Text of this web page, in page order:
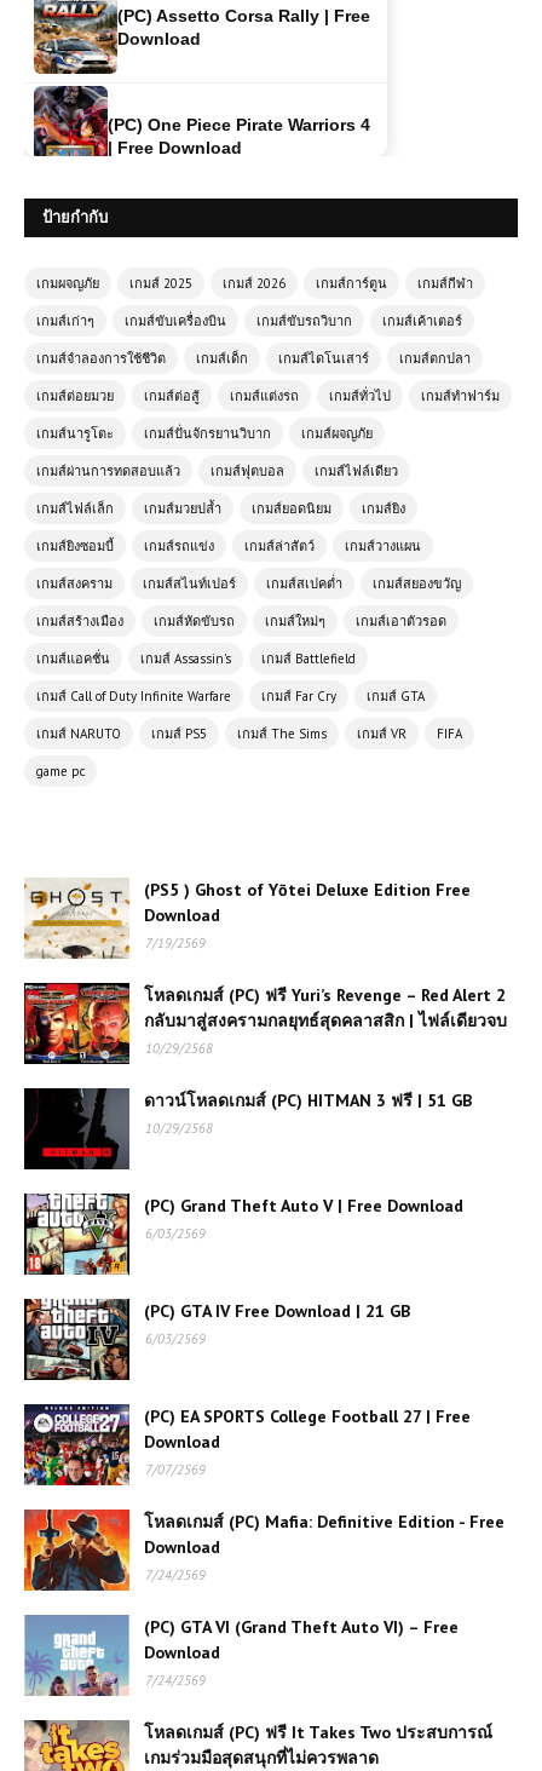
Download
(PC) One Piece Pirate Warriors 4
| Free Download
โหลดเกมส์ (PC) ฟรี Blood and Bacon
ยิงซอมบี้หมูสุดเพี้ยน ฮาโหดเลือดสาดสุด
มันส์ 🐷🔫
โหลดเกมส์ Far Cry 2 | Free
(PC) Assassin’s Creed Odyssey |
(PC) Car Mechanic Simulator
2021 | Free Download
Download
FPS | Free Download
Warfare II | Free Download
Free Download
Download
ล่าสุด 2026 การเดินทางครั้งใหม่สู่แดน
อาทิตย์อุทัย
ชีวิตรอดผจญภัยโลกบล็อกสุดแฟนตาซี
เล่นฟรีบนคอม
The Telltale Definitive Series รวมทุกซี
ซั่นสุดดราม่า เอาชีวิตรอดในโลกซอมบี้
โหลดเกมส์ (PC) ฟรี The Callisto
Protocol เกมสยองขวัญเอาชีวิตรอดสุด
หลอนบนดาวเคราะห์มืด
โหลดเกมส์ PC ฟรี Life is Strange 2
การผจญภัยสุดเข้มข้นที่เต็มไปด้วย
อารมณ์และการตัดสินใจ
ป้ายกำกับ
เกมผจญภัย เกมส์ 2025 เกมส์ 2026 เกมส์การ์ตูน เกมส์กีฬา
เกมส์เก่าๆ เกมส์ขับเครื่องบิน เกมส์ขับรถวิบาก เกมส์เค้าเตอร์
เกมส์จำลองการใช้ชีวิต เกมส์เด็ก เกมส์ไดโนเสาร์ เกมส์ตกปลา
เกมส์ต่อยมวย เกมส์ต่อสู้ เกมส์แต่งรถ เกมส์ทั่วไป เกมส์ทำฟาร์ม
เกมส์นารูโตะ เกมส์ปั่นจักรยานวิบาก เกมส์ผจญภัย
เกมส์ผ่านการทดสอบแล้ว เกมส์ฟุตบอล เกมส์ไฟล์เดียว
เกมส์ไฟล์เล็ก เกมส์มวยปล้ำ เกมส์ยอดนิยม เกมส์ยิง
เกมส์ยิงซอมบี้ เกมส์รถแข่ง เกมส์ล่าสัตว์ เกมส์วางแผน
เกมส์สงคราม เกมส์สไนท์เปอร์ เกมส์สเปคต่ำ เกมส์สยองขวัญ
เกมส์สร้างเมือง เกมส์หัดขับรถ เกมส์ใหม่ๆ เกมส์เอาตัวรอด
เกมส์แอคชั่น เกมส์ Assassin's เกมส์ Battlefield
เกมส์ Call of Duty Infinite Warfare เกมส์ Far Cry เกมส์ GTA
เกมส์ NARUTO เกมส์ PS5 เกมส์ The Sims เกมส์ VR FIFA
game pc
(PS5 ) Ghost of Yōtei Deluxe Edition Free
Download
7/19/2569
โหลดเกมส์ (PC) ฟรี Yuri’s Revenge – Red Alert 2
กลับมาสู่สงครามกลยุทธ์สุดคลาสสิก | ไฟล์เดียวจบ
10/29/2568
ดาวน์โหลดเกมส์ (PC) HITMAN 3 ฟรี | 51 GB
10/29/2568
(PC) Grand Theft Auto V | Free Download
6/03/2569
(PC) GTA IV Free Download | 21 GB
6/03/2569
(PC) EA SPORTS College Football 27 | Free
Download
7/07/2569
โหลดเกมส์ (PC) Mafia: Definitive Edition - Free
Download
7/24/2569
(PC) GTA VI (Grand Theft Auto VI) – Free
Download
7/24/2569
โหลดเกมส์ (PC) ฟรี It Takes Two ประสบการณ์
เกมร่วมมือสุดสนุกที่ไม่ควรพลาด